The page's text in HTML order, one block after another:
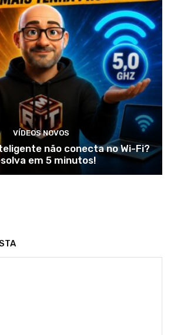
VÍDEOS NOVOS
não conecta no Wi-Fi?
em 5 minutos!